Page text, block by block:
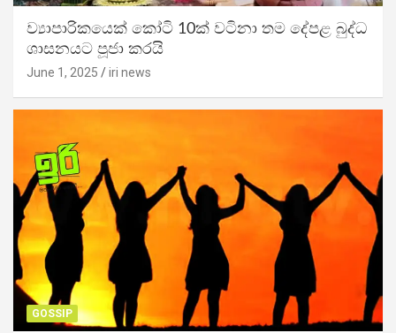
ව්‍යාපාරිකයෙක් කෝටි 10ක් වටිනා තම දේපළ බුද්ධ
ශාසනයට පූජා කරයි
June 1, 2025 iri news
GOSSIP